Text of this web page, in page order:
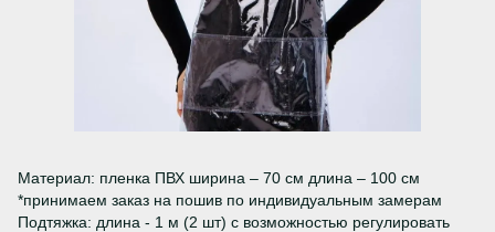
Материал: пленка ПВХ ширина – 70 см длина – 100 см
*принимаем заказ на пошив по индивидуальным замерам
Подтяжка: длина - 1 м (2 шт) с возможностью регулировать